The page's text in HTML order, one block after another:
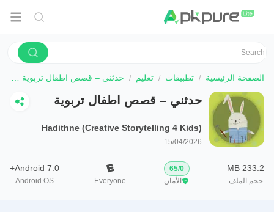
الصفحة الرئيسية تطبيقات تعليم حدثني – قصص اطفال تربوية هادفة
حدثني – قصص اطفال تربوية
Hadithne (Creative Storytelling 4 Kids)
15/04/2026
233.2 MB
حجم الملف
0
/
65
الأمان
Everyone
Android 7.0+
Android OS